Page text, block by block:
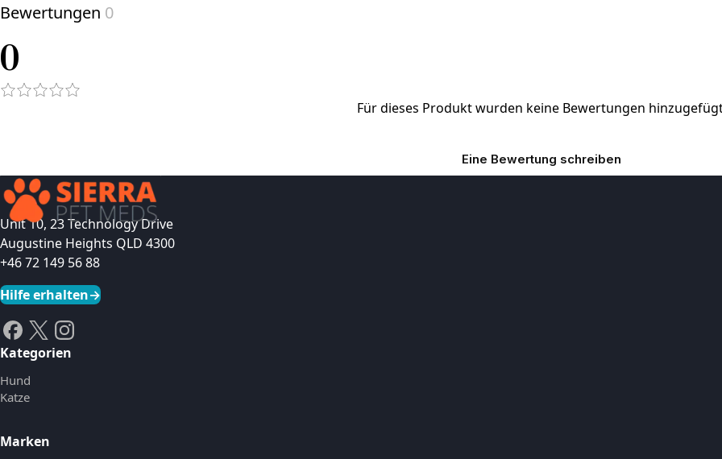
Bewertungen 0
0
Für dieses Produkt wurden keine Bewertungen
Eine Bewertung schreiben
Unit 10, 23 Technology Drive
Augustine Heights QLD 4300
+46 72 149 56 88
Hilfe erhalten→
Kategorien
Hund
Katze
Marken